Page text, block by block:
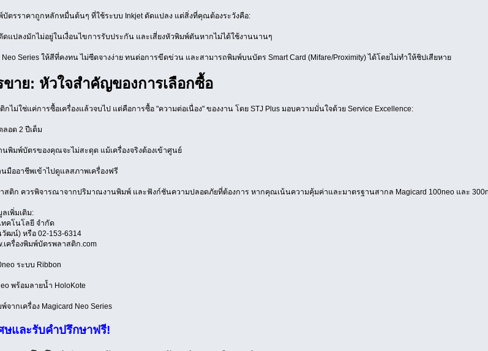
บัตรราคาถูกหลักหมื่นต้นๆ ที่ใช้ระบบ Inkjet ดัดแปลง แต่สิ่งที่คุณต้องระวังคือ:
ดแปลงมักไม่อยู่ในเงื่อนไขการรับประกัน และเสี่ยงหัวพิมพ์ตันหากไม่ได้ใช้งานนานๆ
Series ให้สีที่คงทน ไม่ซีดจางง่าย ทนต่อการขีดข่วน และสามารถพิมพ์บนบัตร Smart Card (Mifare/Proximity) ได้โดยไม่ทำให้ชิปเสียหาย
ขาย: หัวใจสำคัญของการเลือกซื้อ
ไม่ใช่แค่การซื้อเครื่องแล้วจบไป แต่คือการซื้อ "ความต่อเนื่อง" ของงาน โดย STJ Plus มอบความมั่นใจด้วย Service Excellence:
ลอด 2 ปีเต็ม
นพิมพ์บัตรของคุณจะไม่สะดุด แม้เครื่องจริงต้องเข้าศูนย์
มืออาชีพเข้าไปดูแลสภาพเครื่องฟรี
าสติก ควรพิจารณาจากปริมาณงานพิมพ์ และฟังก์ชันความปลอดภัยที่ต้องการ หากคุณเน้นความคุ้มค่าและมาตรฐานสากล Magicard 100neo และ
เพิ่มเติม:
ทคโนโลยี จำกัด
ฒน์) หรือ 02-153-6314
เครื่องพิมพ์บัตรพลาสติก.com
ระบบ Ribbon
พร้อมลายน้ำ HoloKote
จากเครื่อง Magicard Neo Series
ษและรับคำปรึกษาฟรี!